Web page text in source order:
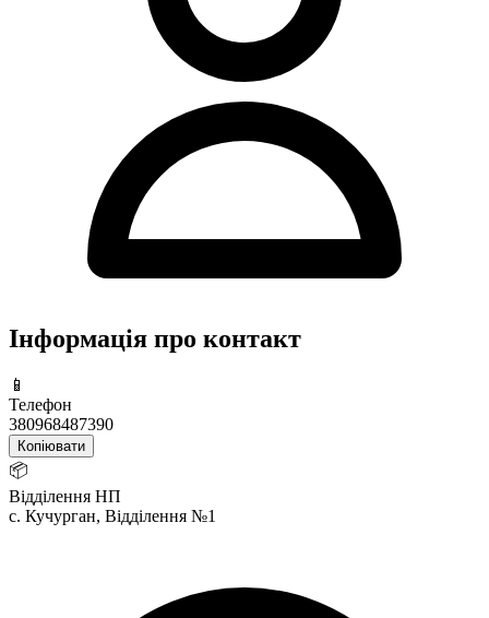
Інформація про контакт
📱
Телефон
380968487390
Копіювати
📦
Відділення НП
с. Кучурган, Відділення №1